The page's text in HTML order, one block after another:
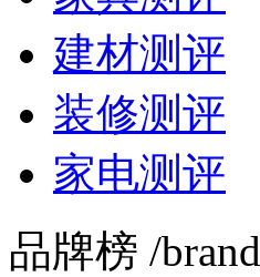
建材测评
装修测评
家电测评
品牌榜 /brand